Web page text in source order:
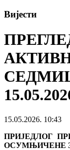
Вијести
15.05.2026. 10:43
ПРИЈЕДЛОГ
ОСУМЊИЧЕНЕ